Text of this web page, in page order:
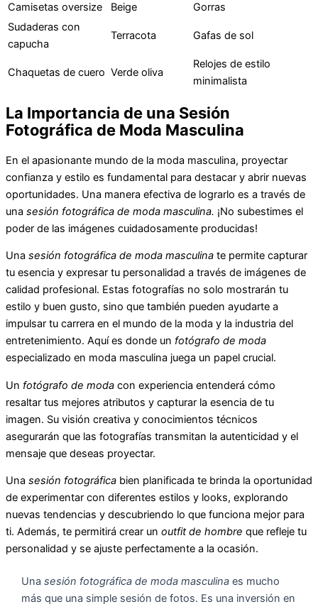
Camisetas oversize Beige
Gorras
Sudaderas con
capucha
Terracota Gafas de sol
Chaquetas de cuero Verde oliva
Relojes de estilo
minimalista
La Importancia de una Sesión
Fotográfica de Moda Masculina
En el apasionante mundo de la moda masculina, proyectar
confianza y estilo es fundamental para destacar y abrir nuevas
oportunidades. Una manera efectiva de lograrlo es a través de
una sesión fotográfica de moda masculina. ¡No subestimes el
poder de las imágenes cuidadosamente producidas!
Una sesión fotográfica de moda masculina te permite capturar
tu esencia y expresar tu personalidad a través de imágenes de
calidad profesional. Estas fotografías no solo mostrarán tu
estilo y buen gusto, sino que también pueden ayudarte a
impulsar tu carrera en el mundo de la moda y la industria del
entretenimiento. Aquí es donde un fotógrafo de moda
especializado en moda masculina juega un papel crucial.
Un fotógrafo de moda con experiencia entenderá cómo
resaltar tus mejores atributos y capturar la esencia de tu
imagen. Su visión creativa y conocimientos técnicos
asegurarán que las fotografías transmitan la autenticidad y el
mensaje que deseas proyectar.
Una sesión fotográfica bien planificada te brinda la oportunidad
de experimentar con diferentes estilos y looks, explorando
nuevas tendencias y descubriendo lo que funciona mejor para
ti. Además, te permitirá crear un outfit de hombre que refleje tu
personalidad y se ajuste perfectamente a la ocasión.
Una sesión fotográfica de moda masculinaes mucho
más que una simple sesión de fotos. Es una inversión en